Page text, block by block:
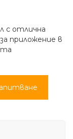
с отлична
приложение в